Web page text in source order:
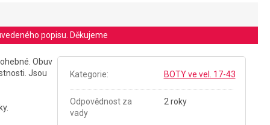
popisu. Děkujeme
Obuv
Jsou
Kategorie: BOTY ve vel. 17-43
Odpovědnost za
vady
2 roky